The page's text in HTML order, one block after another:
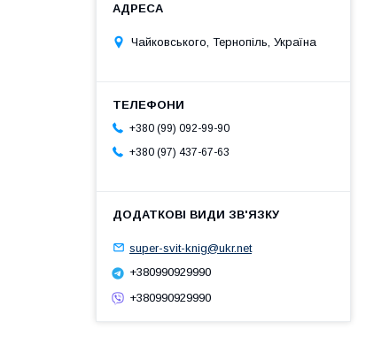
Чайковського, Тернопіль, Україна
+380 (99) 092-99-90
+380 (97) 437-67-63
super-svit-knig@ukr.net
+380990929990
+380990929990